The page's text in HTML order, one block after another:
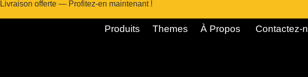
Livraison offerte — Profitez-en maintenant !
Produits Themes À Propos ​ Contactez-